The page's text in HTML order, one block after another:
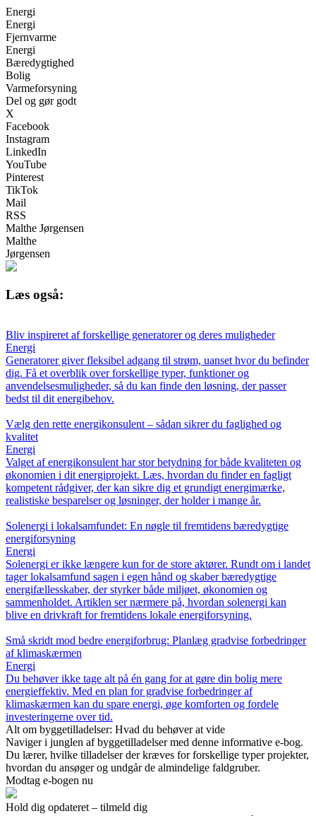
Energi
Energi
Fjernvarme
Energi
Bæredygtighed
Bolig
Varmeforsyning
Del og gør godt
X
Facebook
Instagram
LinkedIn
YouTube
Pinterest
TikTok
Mail
RSS
Malthe Jørgensen
Malthe
Jørgensen
Læs også:
Bliv inspireret af forskellige generatorer og deres muligheder
Energi
Generatorer giver fleksibel adgang til strøm, uanset hvor du befinder
dig. Få et overblik over forskellige typer, funktioner og
anvendelsesmuligheder, så du kan finde den løsning, der passer
bedst til dit energibehov.
Vælg den rette energikonsulent – sådan sikrer du faglighed og
kvalitet
Energi
Valget af energikonsulent har stor betydning for både kvaliteten og
økonomien i dit energiprojekt. Læs, hvordan du finder en fagligt
kompetent rådgiver, der kan sikre dig et grundigt energimærke,
realistiske besparelser og løsninger, der holder i mange år.
Solenergi i lokalsamfundet: En nøgle til fremtidens bæredygtige
energiforsyning
Energi
Solenergi er ikke længere kun for de store aktører. Rundt om i landet
tager lokalsamfund sagen i egen hånd og skaber bæredygtige
energifællesskaber, der styrker både miljøet, økonomien og
sammenholdet. Artiklen ser nærmere på, hvordan solenergi kan
blive en drivkraft for fremtidens lokale energiforsyning.
Små skridt mod bedre energiforbrug: Planlæg gradvise forbedringer
af klimaskærmen
Energi
Du behøver ikke tage alt på én gang for at gøre din bolig mere
energieffektiv. Med en plan for gradvise forbedringer af
klimaskærmen kan du spare energi, øge komforten og fordele
investeringerne over tid.
Alt om byggetilladelser: Hvad du behøver at vide
Naviger i junglen af byggetilladelser med denne informative e-bog.
Du lærer, hvilke tilladelser der kræves for forskellige typer projekter,
hvordan du ansøger og undgår de almindelige faldgruber.
Modtag e-bogen nu
Hold dig opdateret – tilmeld dig